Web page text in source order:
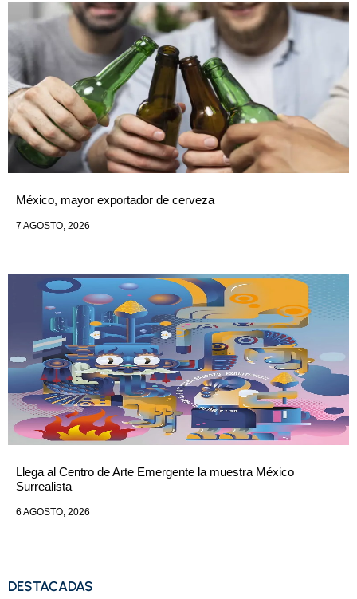
México, mayor exportador de cerveza
7 AGOSTO, 2026
Llega al Centro de Arte Emergente la muestra México
Surrealista
6 AGOSTO, 2026
DESTACADAS